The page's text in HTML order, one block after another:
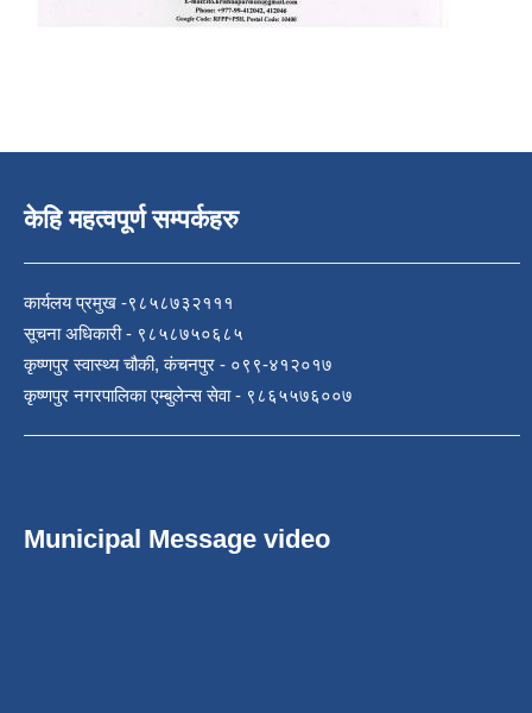
केहि महत्वपूर्ण सम्पर्कहरु
कार्यलय प्रमुख -९८५८७३२१११
सूचना अधिकारी - ९८५८७५०६८५
कृष्णपुर स्वास्थ्य चौकी, कंचनपुर - ०९९-४१२०१७
कृष्णपुर नगरपालिका एम्बुलेन्स सेवा - ९८६५५७६००७
Municipal Message video